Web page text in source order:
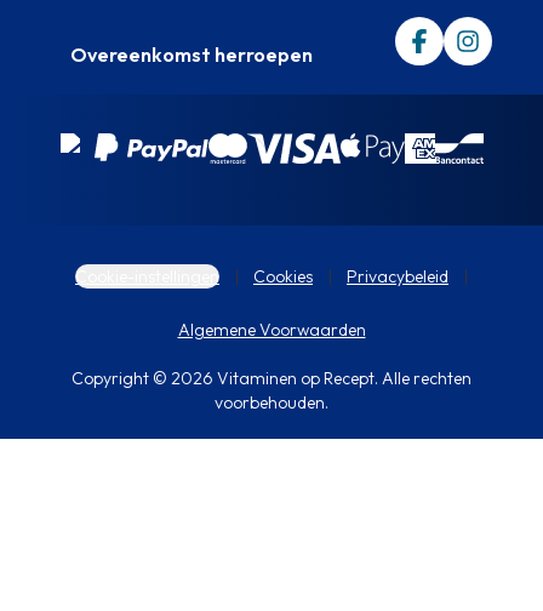
Overeenkomst herroepen
Cookie-instellingen Cookies Privacybeleid
Algemene Voorwaarden
Copyright © 2026 Vitaminen op Recept. Alle rechten
voorbehouden.